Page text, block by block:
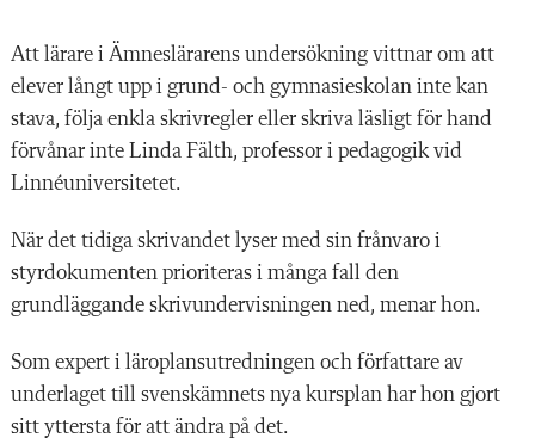
Att lärare i Ämneslärarens undersökning vittnar om att
elever långt upp i grund- och gymnasieskolan inte kan
stava, följa enkla skrivregler eller skriva läsligt för hand
förvånar inte Linda Fälth, professor i pedagogik vid
Linnéuniversitetet.
När det tidiga skrivandet lyser med sin frånvaro i
styrdokumenten prioriteras i många fall den
grundläggande skrivundervisningen ned, menar hon.
Som expert i läroplansutredningen och författare av
underlaget till svenskämnets nya kursplan har hon gjort
sitt yttersta för att ändra på det.